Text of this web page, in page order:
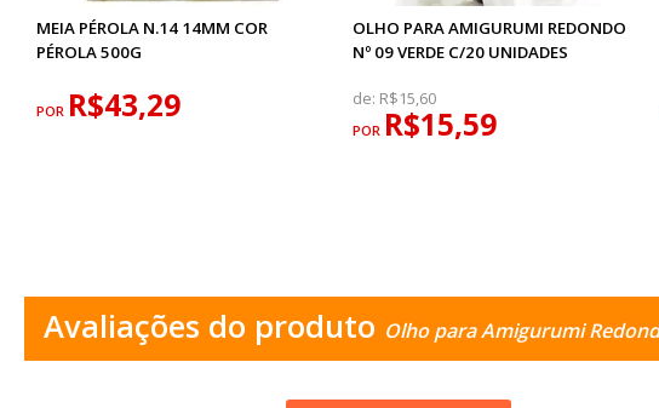
MEIA PÉROLA N.14 14MM COR
PÉROLA 500G
POR R$43,29
OLHO PARA AMIGURUMI REDONDO
Nº 09 VERDE C/20 UNIDADES
de: R$15,60
POR R$15,59
Avaliações do produto Olho para Amigurumi